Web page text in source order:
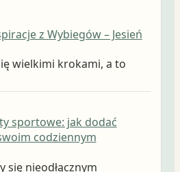
z Wybiegów – Jesień
wielkimi krokami, a to
sportowe: jak dodać
codziennym
się nieodłącznym